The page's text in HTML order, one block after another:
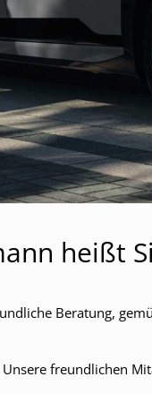
heißt
Beratung,
freundlichen